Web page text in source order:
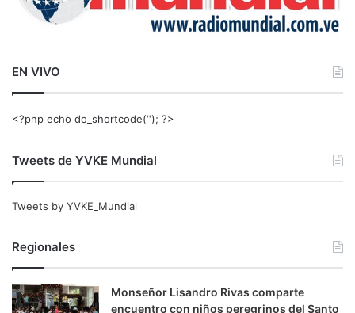
EN VIVO
<?php echo do_shortcode(‘‘); ?>
Tweets de YVKE Mundial
Tweets by YVKE_Mundial
Regionales
Monseñor Lisandro Rivas comparte
encuentro con niños peregrinos del Santo